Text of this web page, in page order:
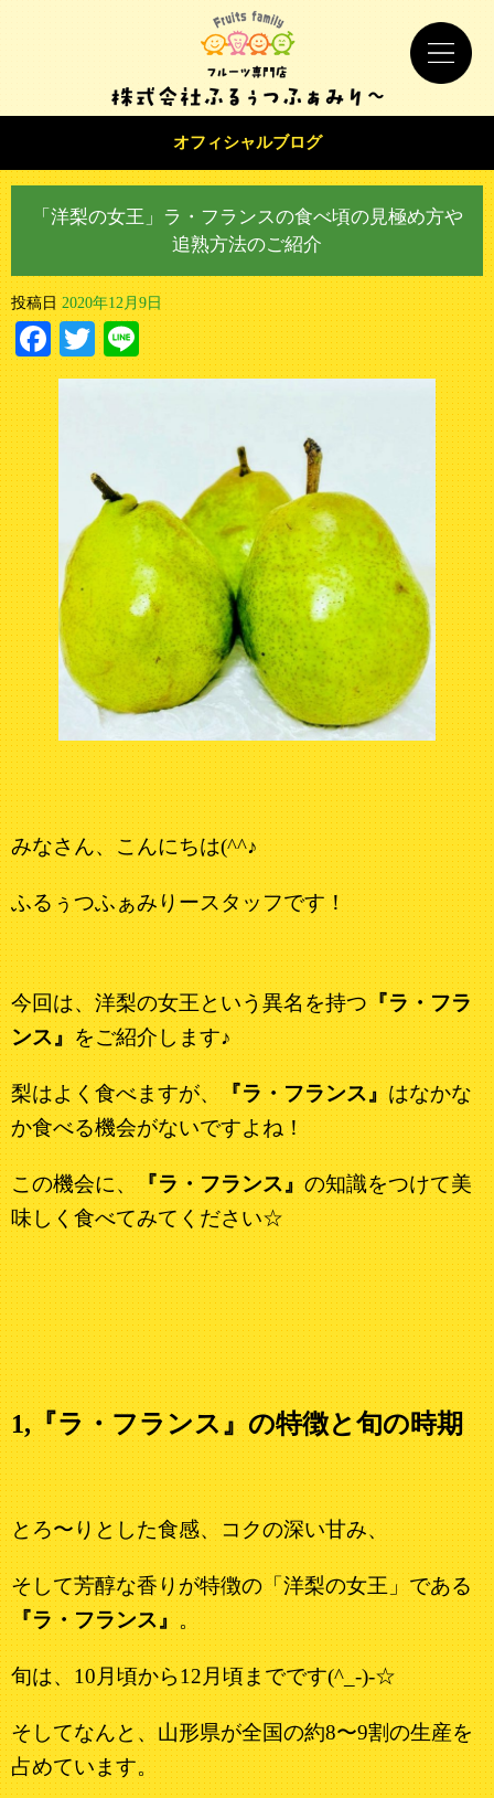
オフィシャルブログ
「洋梨の女王」ラ・フランスの食べ頃の見極め方や
追熟方法のご紹介
投稿日 2020年12月9日
Facebook
Twitter
Line
みなさん、こんにちは(^^♪
ふるぅつふぁみりースタッフです！
今回は、洋梨の女王という異名を持つ『ラ・フラ
ンス』をご紹介します♪
梨はよく食べますが、『ラ・フランス』はなかな
か食べる機会がないですよね！
この機会に、『ラ・フランス』の知識をつけて美
味しく食べてみてください☆
1,『ラ・フランス』の特徴と旬の時期
とろ〜りとした食感、コクの深い甘み、
そして芳醇な香りが特徴の「洋梨の女王」である
『ラ・フランス』。
旬は、10月頃から12月頃までです(^_-)-☆
そしてなんと、山形県が全国の約8〜9割の生産を
占めています。